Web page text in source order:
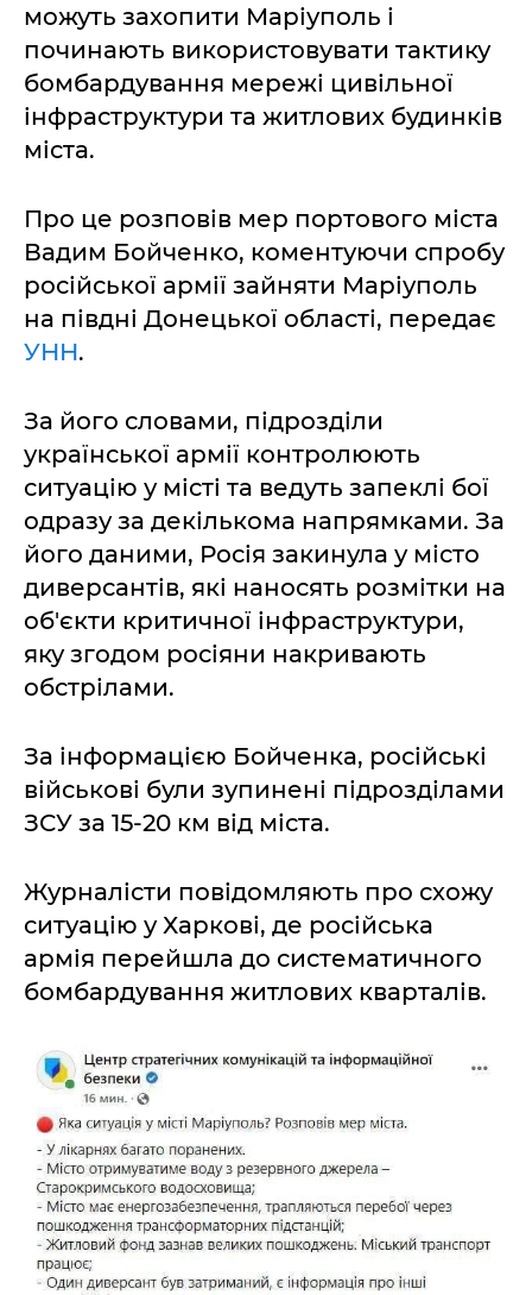
можуть захопити Маріуполь і
починають використовувати тактику
бомбардування мережі цивільної
інфраструктури та житлових будинків
міста.
Про це розповів мер портового міста
Вадим Бойченко, коментуючи спробу
російської армії зайняти Маріуполь
на півдні Донецької області, передає
УНН.
За його словами, підрозділи
української армії контролюють
ситуацію у місті та ведуть запеклі бої
одразу за декількома напрямками. За
його даними, Росія закинула у місто
диверсантів, які наносять розмітки на
об'єкти критичної інфраструктури,
яку згодом росіяни накривають
обстрілами.
За інформацією Бойченка, російські
військові були зупинені підрозділами
ЗСУ за 15-20 км від міста.
Журналісти повідомляють про схожу
ситуацію у Харкові, де російська
армія перейшла до систематичного
бомбардування житлових кварталів.